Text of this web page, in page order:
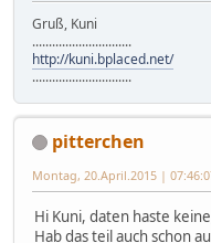
Gruß, Kuni
..............................
http://kuni.bplaced.net/
..............................
pitterchen
Montag, 20.April.2015 |
Hi Kuni, daten haste
Hab das teil auch schon